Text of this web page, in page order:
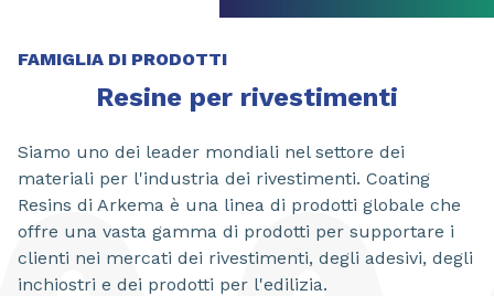
FAMIGLIA DI PRODOTTI
Resine per rivestimenti
Siamo uno dei leader mondiali nel settore dei
materiali per l'industria dei rivestimenti. Coating
Resins di Arkema è una linea di prodotti globale che
offre una vasta gamma di prodotti per supportare i
clienti nei mercati dei rivestimenti, degli adesivi, degli
inchiostri e dei prodotti per l'edilizia.